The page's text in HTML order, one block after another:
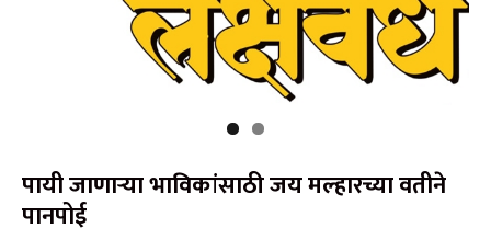
पायी जाणाऱ्या भाविकांसाठी जय मल्हारच्या वतीने
पानपोई